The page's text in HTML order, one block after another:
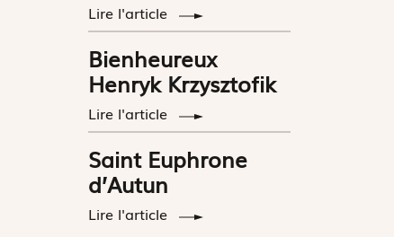
Lire l'article
Bienheureux
Henryk Krzysztofik
Lire l'article
Saint Euphrone
d’Autun
Lire l'article